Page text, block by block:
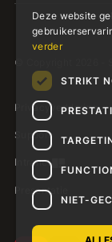
© Copyright 2026 -
Privacyverklaring
Support
Intranet
Presentatie
Deze website
verder
STRIKT
NIET-